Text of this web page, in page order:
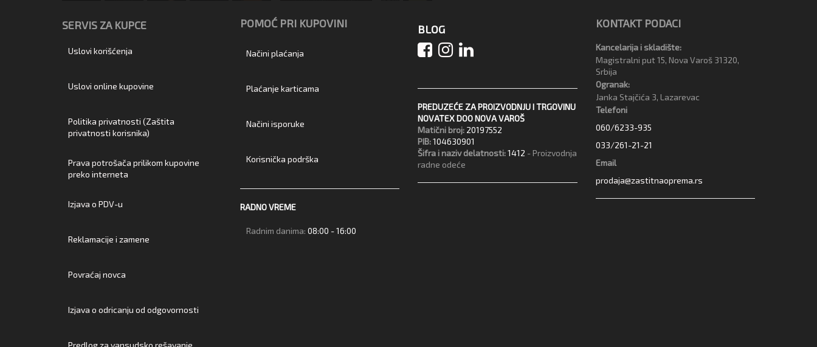
SERVIS ZA KUPCE
Uslovi korišćenja
Uslovi online kupovine
Politika privatnosti (Zaštita
privatnosti korisnika)
Prava potrošača prilikom kupovine
preko interneta
Izjava o PDV-u
Reklamacije i zamene
Povraćaj novca
Izjava o odricanju od odgovornosti
Predlog za vansudsko rešavanje
POMOĆ PRI KUPOVINI
Načini plaćanja
Plaćanje karticama
Načini isporuke
Korisnička podrška
RADNO VREME
Radnim danima: 08:00 - 16:00
BLOG
PREDUZEĆE ZA PROIZVODNJU I TRGOVINU
NOVATEX DOO NOVA VAROŠ
Matični broj: 20197552
PIB:104630901
Šifra i naziv delatnosti:1412 - Proizvodnja
radne odeće
KONTAKT PODACI
Kancelarija i skladište:
Magistralni put 15, Nova Varoš 31320,
Srbija
Ogranak:
Janka Stajčića 3, Lazarevac
Telefoni
060/6233-935
033/261-21-21
Email
prodaja@zastitnaoprema.rs